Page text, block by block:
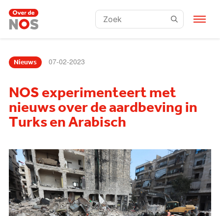
Zoeken:
Nieuws 07-02-2023
NOS experimenteert met
nieuws over de aardbeving in
Turks en Arabisch